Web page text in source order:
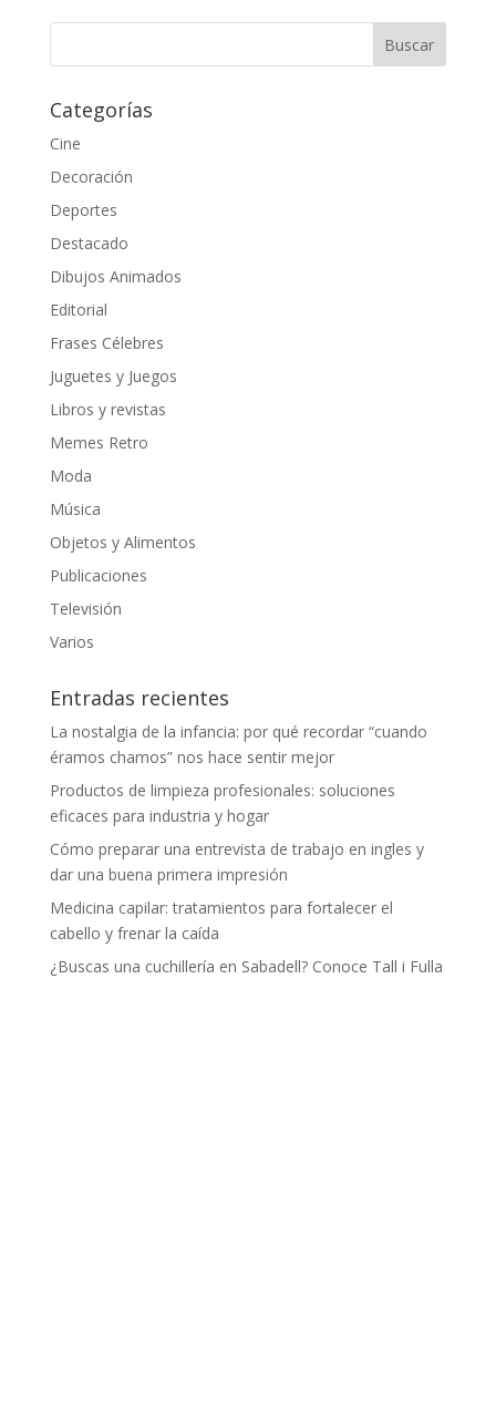
Categorías
Cine
Decoración
Deportes
Destacado
Dibujos Animados
Editorial
Frases Célebres
Juguetes y Juegos
Libros y revistas
Memes Retro
Moda
Música
Objetos y Alimentos
Publicaciones
Televisión
Varios
Entradas recientes
La nostalgia de la infancia: por qué recordar “cuando
éramos chamos” nos hace sentir mejor
Productos de limpieza profesionales: soluciones
eficaces para industria y hogar
Cómo preparar una entrevista de trabajo en ingles y
dar una buena primera impresión
Medicina capilar: tratamientos para fortalecer el
cabello y frenar la caída
¿Buscas una cuchillería en Sabadell? Conoce Tall i Fulla